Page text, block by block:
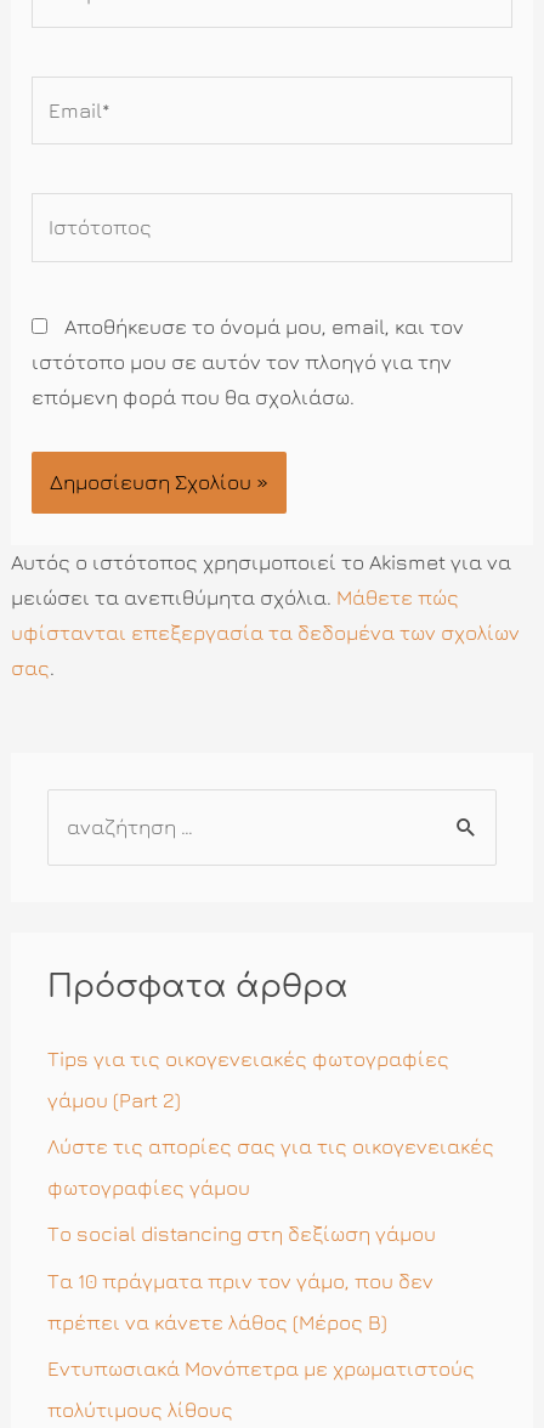
Αποθήκευσε το όνομά μου, email, και τον
ιστότοπο μου σε αυτόν τον πλοηγό για την
επόμενη φορά που θα σχολιάσω.
Αυτός ο ιστότοπος χρησιμοποιεί το Akismet για να
μειώσει τα ανεπιθύμητα σχόλια. Μάθετε πώς
υφίστανται επεξεργασία τα δεδομένα των σχολίων
σας.
ή
η
σ
η
γ
Πρόσφατα άρθρα
Tips για τις οικογενειακές φωτογραφίες
γάμου (Part 2)
Λύστε τις απορίες σας για τις οικογενειακές
φωτογραφίες γάμου
Το social distancing στη δεξίωση γάμου
Τα 10 πράγματα πριν τον γάμο, που δεν
πρέπει να κάνετε λάθος (Μέρος Β)
Εντυπωσιακά Μονόπετρα με χρωματιστούς
πολύτιμους λίθους